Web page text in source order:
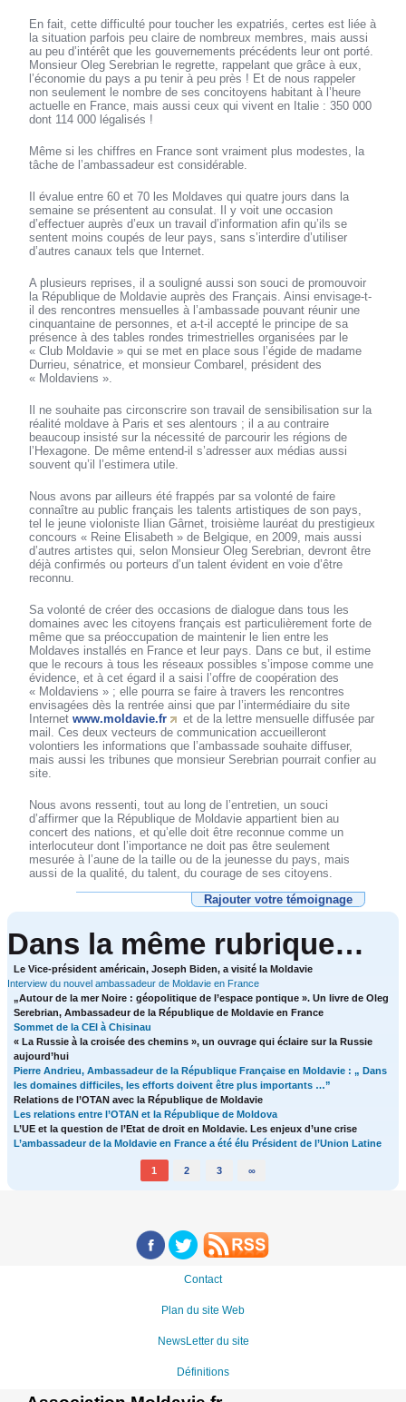
En fait, cette difficulté pour toucher les expatriés, certes est liée à
la situation parfois peu claire de nombreux membres, mais aussi
au peu d’intérêt que les gouvernements précédents leur ont porté.
Monsieur Oleg Serebrian le regrette, rappelant que grâce à eux,
l’économie du pays a pu tenir à peu près ! Et de nous rappeler
non seulement le nombre de ses concitoyens habitant à l’heure
actuelle en France, mais aussi ceux qui vivent en Italie : 350 000
dont 114 000 légalisés !
Même si les chiffres en France sont vraiment plus modestes, la
tâche de l’ambassadeur est considérable.
Il évalue entre 60 et 70 les Moldaves qui quatre jours dans la
semaine se présentent au consulat. Il y voit une occasion
d’effectuer auprès d’eux un travail d’information afin qu’ils se
sentent moins coupés de leur pays, sans s’interdire d’utiliser
d’autres canaux tels que Internet.
A plusieurs reprises, il a souligné aussi son souci de promouvoir
la République de Moldavie auprès des Français. Ainsi envisage-t-
il des rencontres mensuelles à l’ambassade pouvant réunir une
cinquantaine de personnes, et a-t-il accepté le principe de sa
présence à des tables rondes trimestrielles organisées par le
« Club Moldavie » qui se met en place sous l’égide de madame
Durrieu, sénatrice, et monsieur Combarel, président des
« Moldaviens ».
Il ne souhaite pas circonscrire son travail de sensibilisation sur la
réalité moldave à Paris et ses alentours ; il a au contraire
beaucoup insisté sur la nécessité de parcourir les régions de
l’Hexagone. De même entend-il s’adresser aux médias aussi
souvent qu’il l’estimera utile.
Nous avons par ailleurs été frappés par sa volonté de faire
connaître au public français les talents artistiques de son pays,
tel le jeune violoniste Ilian Gârnet, troisième lauréat du prestigieux
concours « Reine Elisabeth » de Belgique, en 2009, mais aussi
d’autres artistes qui, selon Monsieur Oleg Serebrian, devront être
déjà confirmés ou porteurs d’un talent évident en voie d’être
reconnu.
Sa volonté de créer des occasions de dialogue dans tous les
domaines avec les citoyens français est particulièrement forte de
même que sa préoccupation de maintenir le lien entre les
Moldaves installés en France et leur pays. Dans ce but, il estime
que le recours à tous les réseaux possibles s’impose comme une
évidence, et à cet égard il a saisi l’offre de coopération des
« Moldaviens » ; elle pourra se faire à travers les rencontres
envisagées dès la rentrée ainsi que par l’intermédiaire du site
Internetwww.moldavie.fr
et de la lettre mensuelle diffusée par
mail. Ces deux vecteurs de communication accueilleront
volontiers les informations que l’ambassade souhaite diffuser,
mais aussi les tribunes que monsieur Serebrian pourrait confier au
site.
Nous avons ressenti, tout au long de l’entretien, un souci
d’affirmer que la République de Moldavie appartient bien au
concert des nations, et qu’elle doit être reconnue comme un
interlocuteur dont l’importance ne doit pas être seulement
mesurée à l’aune de la taille ou de la jeunesse du pays, mais
aussi de la qualité, du talent, du courage de ses citoyens.
Rajouter votre témoignage
Dans la même rubrique…
Le Vice-président américain, Joseph Biden, a visité la Moldavie
Interview du nouvel ambassadeur de Moldavie en France
„Autour de la mer Noire : géopolitique de l’espace pontique ». Un livre de Oleg
Serebrian, Ambassadeur de la République de Moldavie en France
Sommet de la CEI à Chisinau
« La Russie à la croisée des chemins », un ouvrage qui éclaire sur la Russie
aujourd’hui
Pierre Andrieu, Ambassadeur de la République Française en Moldavie : „ Dans
les domaines difficiles, les efforts doivent être plus importants …”
Relations de l’OTAN avec la République de Moldavie
Les relations entre l’OTAN et la République de Moldova
L’UE et la question de l’Etat de droit en Moldavie. Les enjeux d’une crise
L’ambassadeur de la Moldavie en France a été élu Président de l’Union Latine
1 2 3 ∞
Contact
Plan du site Web
NewsLetter du site
Définitions